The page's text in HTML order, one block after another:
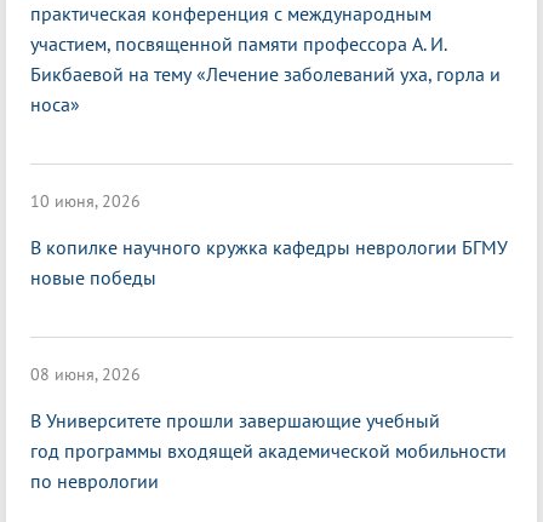
практическая конференция с международным
участием, посвященной памяти профессора А. И.
Бикбаевой на тему «Лечение заболеваний уха, горла и
носа»
10 июня, 2026
В копилке научного кружка кафедры неврологии БГМУ
новые победы
08 июня, 2026
В Университете прошли завершающие учебный
год программы входящей академической мобильности
по неврологии